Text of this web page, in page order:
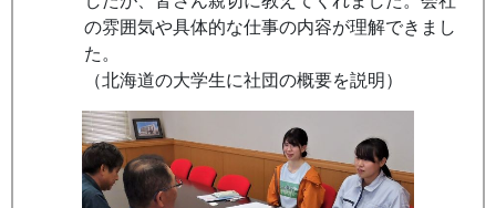
の雰囲気や具体的な仕事の内容が理解できまし
た。
（北海道の大学生に社団の概要を説明）